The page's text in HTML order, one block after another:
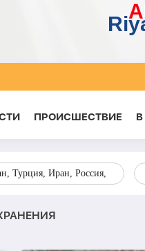
ПРОИСШЕСТВИЕ
Турция, Иран, Россия,